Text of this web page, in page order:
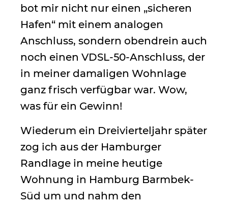
bot mir nicht nur einen „sicheren
Hafen“ mit einem analogen
Anschluss, sondern obendrein auch
noch einen VDSL-50-Anschluss, der
in meiner damaligen Wohnlage
ganz frisch verfügbar war. Wow,
was für ein Gewinn!
Wiederum ein Dreivierteljahr später
zog ich aus der Hamburger
Randlage in meine heutige
Wohnung in Hamburg Barmbek-
Süd um und nahm den